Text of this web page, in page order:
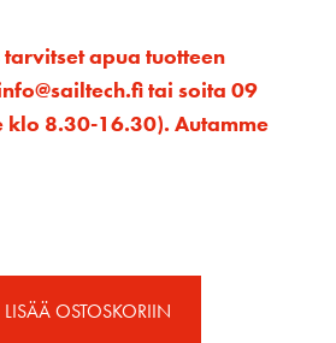
apua tuotteen
tai soita 09
8.30-16.30). Autamme
LISÄÄ OSTOSKORIIN